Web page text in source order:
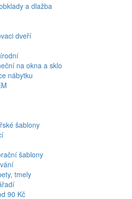
a dlažba
dveří
na okna a sklo
nábytku
šablony
šablony
tmely
90 Kč